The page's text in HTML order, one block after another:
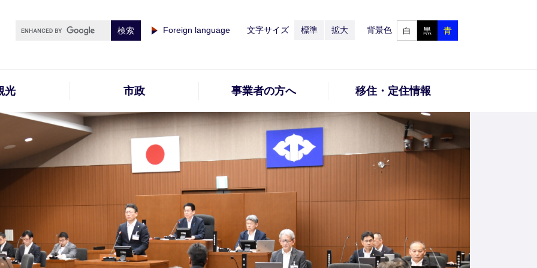
Foreign language 文字サイズ 標準 拡大 背景色 白 黒 青
光 市政 事業者の方へ 移住・定住情報